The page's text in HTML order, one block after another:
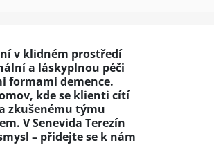
v klidném prostředí
a láskyplnou péči
formami demence.
kde se klienti cítí
zkušenému týmu
V Senevida Terezín
– přidejte se k nám